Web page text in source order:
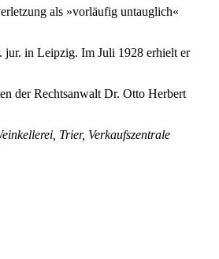
als »vorläufig untauglich«
jur. in Leipzig. Im Juli 1928 erhielt er
der Rechtsanwalt Dr. Otto Herbert
Trier, Verkaufszentrale